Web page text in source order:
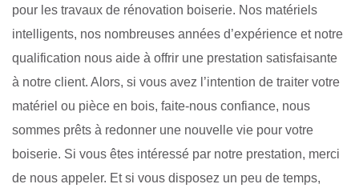
pour les travaux de rénovation boiserie. Nos matériels
intelligents, nos nombreuses années d’expérience et notre
qualification nous aide à offrir une prestation satisfaisante
à notre client. Alors, si vous avez l’intention de traiter votre
matériel ou pièce en bois, faite-nous confiance, nous
sommes prêts à redonner une nouvelle vie pour votre
boiserie. Si vous êtes intéressé par notre prestation, merci
de nous appeler. Et si vous disposez un peu de temps,